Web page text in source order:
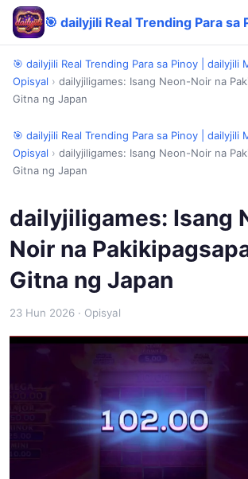
🎯 dailyjili Real Trending Para sa Pinoy | dailyjili
Opisyal › dailyjiligames: Isang Neon-Noir na
Gitna ng Japan
🎯 dailyjili Real Trending Para sa Pinoy | dailyjili
Opisyal › dailyjiligames: Isang Neon-Noir na
Gitna ng Japan
dailyjiligames: Isang
Noir na
Gitna ng Japan
23 Hun 2026 · Opisyal